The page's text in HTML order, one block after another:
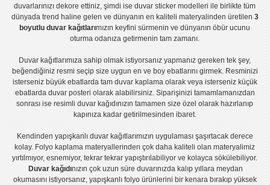
duvarlarınızı dekore ettiniz, şimdi iseduvar sticker modelleri ile birlikte tüm
dünyada trend haline gelen ve dünyanın en kaliteli materyalinden üretilen 3
boyutlu duvar kağıtlarımızın keyfini sürmenin ve dünyanın öbür ucunu
oturma odanıza getirmenin tam zamanı.
Duvar kağıtlarımıza sahip olmak istiyorsanız yapmanız gereken tek şey,
beğendiğiniz resmi seçip size uygun en ve boy ebatlarını girmek. Resminizi
isterseniz büyük ebatlarda tam duvar kaplamaolarak veya isterseniz küçük
ebatlarda duvar posteri olarak alabilirsiniz. Siparişinizi tamamlamanızdan
sonrası iseresimli duvar kağıdınızın tamamen size özel olarak hazırlanıp
kapınıza kadar getirilmesinden ibaret.
Kendinden yapışkanlı duvar kağıtlarımızın uygulamasışaşırtacak derece
kolay. Folyo kaplama materyallerinden çok daha kaliteli olanmateryalimiz
yırtılmıyor, esnemiyor, tekrar tekrar yapıştırılabiliyor ve kolayca sökülebiliyor.
Duvar kağıdınızın çok uzun süre duvarınızda kalıp yıllara meydan
okumasını istiyorsanız, yapışkanlı folyoürünlerini bir kenara bırakıp yüksek